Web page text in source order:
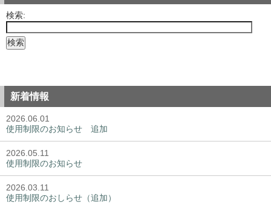
検索:
新着情報
2026.06.01
使用制限のお知らせ 追加
2026.05.11
使用制限のお知らせ
2026.03.11
使用制限のおしらせ（追加）